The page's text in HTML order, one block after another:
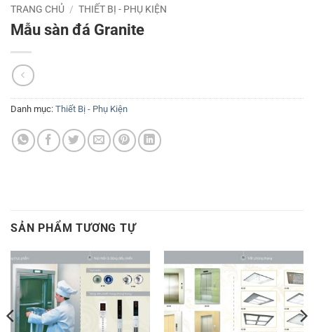
TRANG CHỦ / THIẾT BỊ - PHỤ KIỆN
Mẫu sàn đá Granite
Danh mục: Thiết Bị - Phụ Kiện
SẢN PHẨM TƯƠNG TỰ